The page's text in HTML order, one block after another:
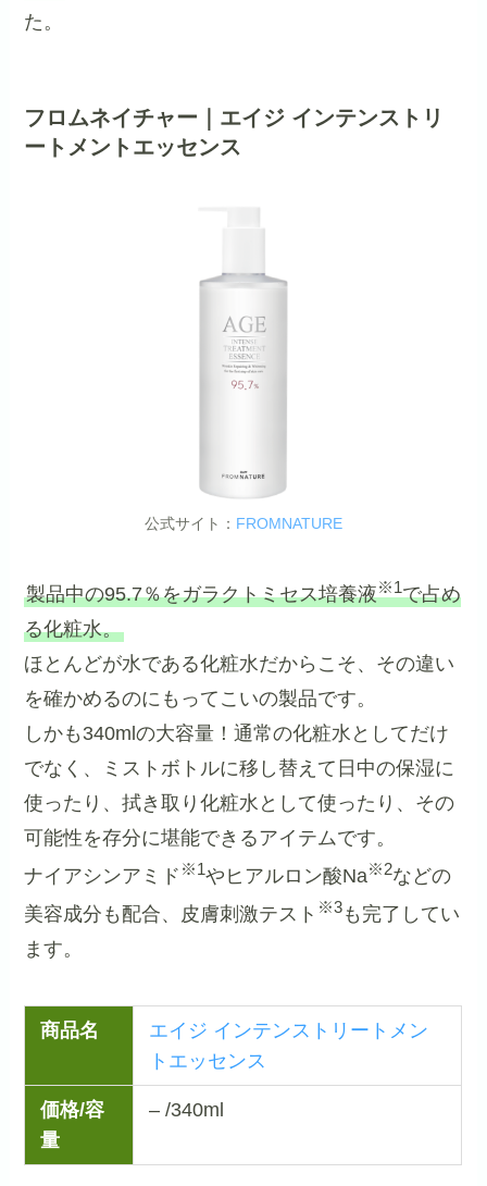
た。
フロムネイチャー｜エイジ インテンストリ
ートメントエッセンス
公式サイト： FROMNATURE
製品中の95.7％をガラクトミセス培養液※1で占め
る化粧水。
ほとんどが水である化粧水だからこそ、その違い
を確かめるのにもってこいの製品です。
しかも340mlの大容量！通常の化粧水としてだけ
でなく、ミストボトルに移し替えて日中の保湿に
使ったり、拭き取り化粧水として使ったり、その
可能性を存分に堪能できるアイテムです。
ナイアシンアミド ※1やヒアルロン酸Na※2などの
美容成分も配合、皮膚刺激テスト ※3も完了してい
ます。
商品名
エイジ インテンストリートメン
トエッセンス
価格/容
量
– /340ml